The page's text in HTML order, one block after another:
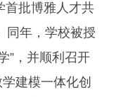
首批博雅人才共
同年，学校被授
”，并顺利召开
建模一体化创